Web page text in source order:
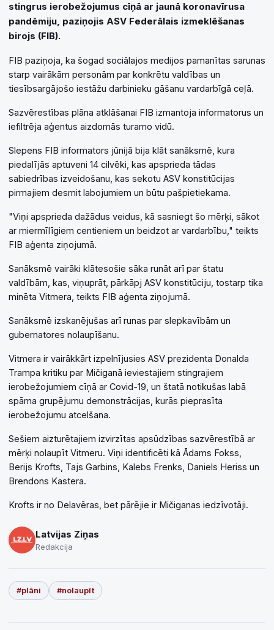
stingrus ierobežojumus cīņā ar jaunā koronavīrusa
pandēmiju, paziņojis ASV Federālais izmeklēšanas
birojs (FIB).
FIB paziņoja, ka šogad sociālajos medijos pamanītas sarunas
starp vairākām personām par konkrētu valdības un
tiesībsargājošo iestāžu darbinieku gāšanu vardarbīgā ceļā.
Sazvērestības plāna atklāšanai FIB izmantoja informatorus un
iefiltrēja aģentus aizdomās turamo vidū.
Slepens FIB informators jūnijā bija klāt sanāksmē, kura
piedalījās aptuveni 14 cilvēki, kas apsprieda tādas
sabiedrības izveidošanu, kas sekotu ASV konstitūcijas
pirmajiem desmit labojumiem un būtu pašpietiekama.
"Viņi apsprieda dažādus veidus, kā sasniegt šo mērķi, sākot
ar miermīlīgiem centieniem un beidzot ar vardarbību," teikts
FIB aģenta ziņojumā.
Sanāksmē vairāki klātesošie sāka runāt arī par štatu
valdībām, kas, viņuprāt, pārkāpj ASV konstitūciju, tostarp tika
minēta Vitmera, teikts FIB aģenta ziņojumā.
Sanāksmē izskanējušas arī runas par slepkavībām un
gubernatores nolaupīšanu.
Vitmera ir vairākkārt izpelnījusies ASV prezidenta Donalda
Trampa kritiku par Mičiganā ieviestajiem stingrajiem
ierobežojumiem cīņā ar Covid-19, un štatā notikušas labā
spārna grupējumu demonstrācijas, kurās pieprasīta
ierobežojumu atcelšana.
Sešiem aizturētajiem izvirzītas apsūdzības sazvērestībā ar
mērķi nolaupīt Vitmeru. Viņi identificēti kā Ādams Fokss,
Berijs Krofts, Tajs Garbins, Kalebs Frenks, Daniels Heriss un
Brendons Kastera.
Krofts ir no Delavēras, bet pārējie ir Mičiganas iedzīvotāji.
Latvijas Ziņas
Redakcija
#plāni #nolaupīt